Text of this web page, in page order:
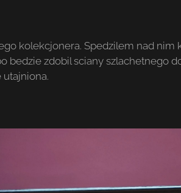
kolekcjonera. Spedzilem nad
bedzie zdobil sciany szlachetnego